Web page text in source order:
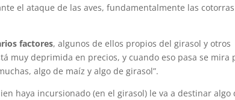
el ataque de las aves, fundamentalmente las
factores, algunos de ellos propios del girasol y otros
muy deprimida en precios, y cuando eso pasa se mira
algo de maíz y algo de girasol”.
haya incursionado (en el girasol) le va a destinar algo